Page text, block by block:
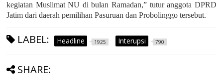
kegiatan Muslimat NU di bulan Ramadan,” tutur anggota DPRD
Jatim dari daerah pemilihan Pasuruan dan Probolinggo tersebut.
LABEL: Headline 1925 Interupsi 790
SHARE: